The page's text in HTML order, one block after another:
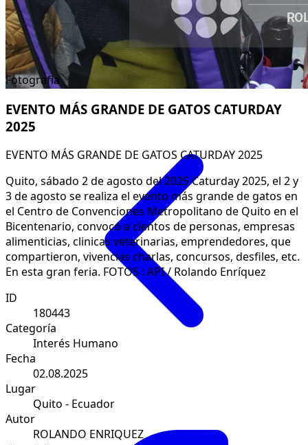
Fotografía
EVENTO MÁS GRANDE DE GATOS CATURDAY
2025
EVENTO MÁS GRANDE DE GATOS CATURDAY 2025
Quito, sábado 2 de agosto del 2025 Caturday 2025, el 2 y
3 de agosto se realiza el evento más grande de gatos en
el Centro de Convenciones Metropolitano de Quito en el
Bicentenario, convocó a cientos de personas, empresas
alimenticias, clinicas veterinarias, emprendedores, que
compartieron, vivencias charlas, concursos, desfiles, etc.
En esta gran feria. FOTOS : API / Rolando Enríquez
ID
180443
Categoría
Interés Humano
Fecha
02.08.2025
Lugar
Quito - Ecuador
Autor
ROLANDO ENRIQUEZ